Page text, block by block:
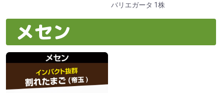
バリエガータ 1株
メセン